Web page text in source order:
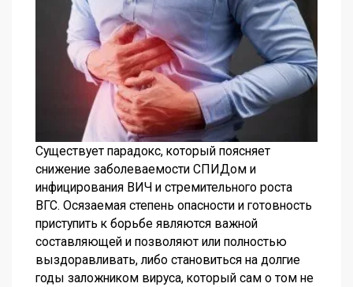
Существует парадокс, который поясняет
снижение заболеваемости СПИДом и
инфицирования ВИЧ и стремительного роста
ВГС. Осязаемая степень опасности и готовность
приступить к борьбе являются важной
составляющей и позволяют или полностью
выздоравливать, либо становиться на долгие
годы заложником вируса, который сам о том не